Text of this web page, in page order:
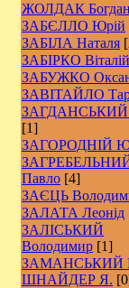
ЖОЛДАК Богдан
ЗАБЄЛЛО Юрій
ЗАБІЛА Наталя
ЗАБІРКО Віталій
ЗАБУЖКО
ЗАВІТАЙЛО
ЗАГДАНСЬКИЙ
[1]
ЗАГОРОДНІЙ
Павло [4]
ЗАЄЦЬ
ЗАЛАТА Леонід
ЗАЛІСЬКИЙ
Володимир [1]
ЗАМАНСЬКИЙ
ШНАЙДЕР Я.